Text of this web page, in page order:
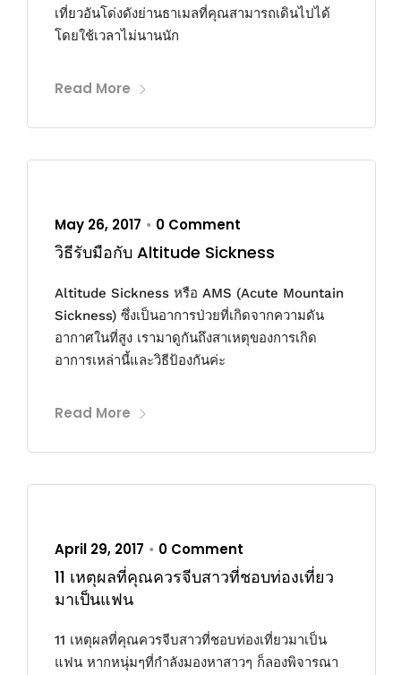
เที่ยวอันโด่งดังย่านธาเมลที่คุณสามารถเดินไปได้
โดยใช้เวลาไม่นานนัก
Read More
May 26, 2017 • 0 Comment
วิธีรับมือกับ Altitude Sickness
Altitude Sickness หรือ AMS (Acute Mountain
Sickness) ซึ่งเป็นอาการป่วยที่เกิดจากความดัน
อากาศในที่สูง เรามาดูกันถึงสาเหตุของการเกิด
อาการเหล่านี้และวิธีป้องกันค่ะ
Read More
April 29, 2017 • 0 Comment
11 เหตุผลที่คุณควรจีบสาวที่ชอบท่องเที่ยว
มาเป็นแฟน
11 เหตุผลที่คุณควรจีบสาวที่ชอบท่องเที่ยวมาเป็น
แฟน หากหนุ่มๆที่กำลังมองหาสาวๆ ก็ลองพิจารณา